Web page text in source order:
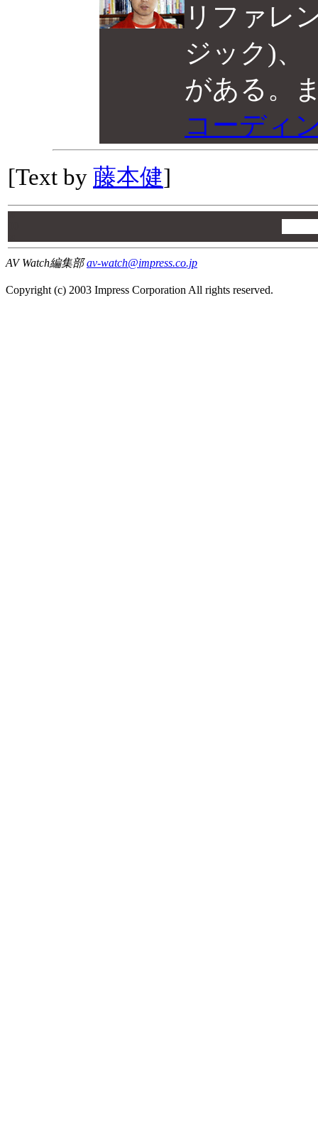
リファレ
ジック)、
がある。
コーディ
[Text by 藤本健]
AV Watch編集部av-watch@impress.co.jp
Copyright (c) 2003 Impress Corporation All rights reserved.